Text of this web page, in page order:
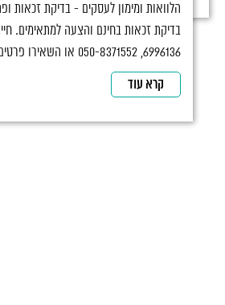
הלוואות ומימון לעסקים - בדיקת זכאות
6996136, 050-8371552 או השאירו פרטים...
קרא עוד